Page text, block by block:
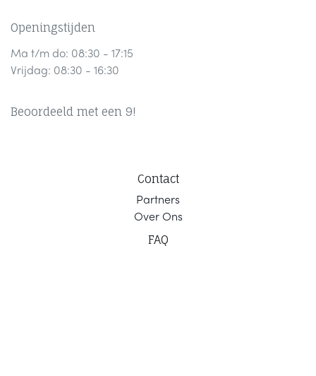
Openingstijden
Ma t/m do: 08:30 - 17:15
Vrijdag: 08:30 - 16:30
Beoordeeld met een 9!
Contact
Partners
Over Ons
FAQ